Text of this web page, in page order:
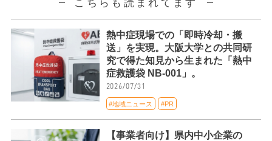
こちらも読まれてます
熱中症現場での「即時冷却・搬
送」を実現。大阪大学との共同研
究で得た知見から生まれた「熱中
症救護袋 NB-001」。
2026/07/31
#地域ニュース #PR
【事業者向け】県内中小企業の